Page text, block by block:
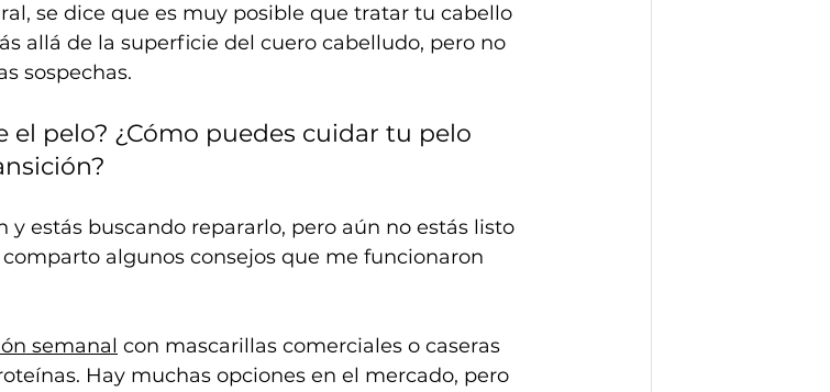
se dice que es muy posible que tratar tu cabello
allá de la superficie del cuero cabelludo, pero no
sospechas.
el pelo? ¿Cómo puedes cuidar tu pelo
y estás buscando repararlo, pero aún no estás listo
algunos consejos que me funcionaron
semanal con mascarillas comerciales o caseras
Hay muchas opciones en el mercado, pero